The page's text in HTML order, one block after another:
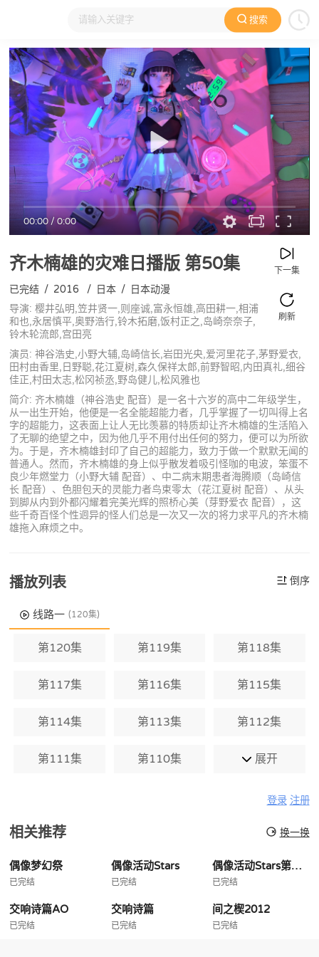
搜索
大家在看 日本动漫 国产动漫 欧美动漫 动漫电影
00:00/0:00
齐木楠雄的灾难日播版第50集 下一集
刷新
已完结 / 2016 / 日本 / 日本动漫
导演: 樱井弘明,笠井贤一,则座诚,富永恒雄,高田耕一,相浦
和也,永居慎平,奥野浩行,铃木拓磨,饭村正之,岛崎奈奈子,
铃木轮流郎,宫田亮
演员: 神谷浩史,小野大辅,岛崎信长,岩田光央,爱河里花子,茅野爱衣,
田村由香里,日野聪,花江夏树,森久保祥太郎,前野智昭,内田真礼,细谷
佳正,村田太志,松冈祯丞,野岛健儿,松风雅也
简介: 齐木楠雄（神谷浩史 配音）是一名十六岁的高中二年级学生，
从一出生开始，他便是一名全能超能力者，几乎掌握了一切叫得上名
字的超能力，这表面上让人无比羡慕的特质却让齐木楠雄的生活陷入
了无聊的绝望之中，因为他几乎不用付出任何的努力，便可以为所欲
为。于是，齐木楠雄封印了自己的超能力，致力于做一个默默无闻的
普通人。然而，齐木楠雄的身上似乎散发着吸引怪咖的电波，笨蛋不
良少年燃堂力（小野大辅 配音）、中二病末期患者海腾顺（岛崎信
长 配音）、色胆包天的灵能力者鸟束零太（花江夏树 配音）、从头
到脚从内到外都闪耀着完美光辉的照桥心美（芽野爱衣 配音），这
些千奇百怪个性迥异的怪人们总是一次又一次的将力求平凡的齐木楠
雄拖入麻烦之中。
播放列表 倒序
线路一 (120集)
第120集 第119集 第118集
第117集 第116集 第115集
第114集 第113集 第112集
第111集 第110集 展开
登录 注册
相关推荐 换一换
偶像梦幻祭
已完结
偶像活动Stars
已完结
偶像活动Stars第二季
已完结
交响诗篇AO
已完结
交响诗篇
已完结
间之楔2012
已完结